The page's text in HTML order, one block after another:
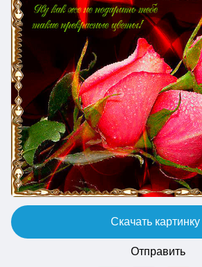
Скачать картинку
Отправить